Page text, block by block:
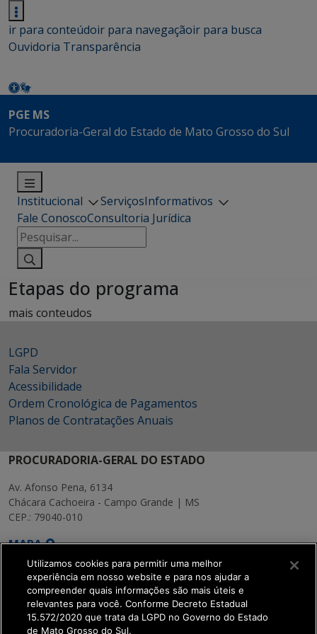
ir para conteúdoir para navegaçãoir para busca
Ouvidoria Transparência
PGE MS
Procuradoria-Geral do Estado de Mato Grosso do Sul
Institucional ServiçosInformativos
Fale ConoscoConsultoria Jurídica
Pesquisar
por:
Etapas do programa
mais conteudos
LGPD
Fala Servidor
Acessibilidade
Ordem Cronológica de Pagamentos
Planos de Contratações Anuais
PROCURADORIA-GERAL DO ESTADO
Av. Afonso Pena, 6134
Chácara Cachoeira - Campo Grande | MS
CEP.: 79040-010
MAPA
SETDIG | Secretaria-
Utilizamos cookies para permitir uma melhor
experiência em nosso website e para nos ajudar a
compreender quais informações são mais úteis e
relevantes para você. Conforme Decreto Estadual
15.572/2020 que trata da LGPD no Governo do Estado
de Mato Grosso do Sul.